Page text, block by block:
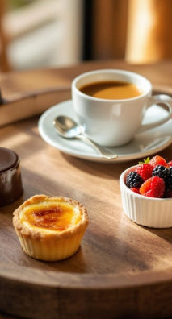
mignardises.